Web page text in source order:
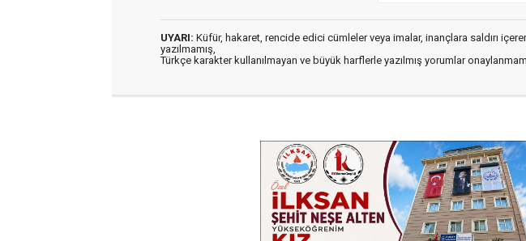
UYARI: Küfür, hakaret, rencide edici cümleler veya imalar, inançlara saldırı
yazılmamış,
Türkçe karakter kullanılmayan ve büyük harflerle yazılmış yorumlar